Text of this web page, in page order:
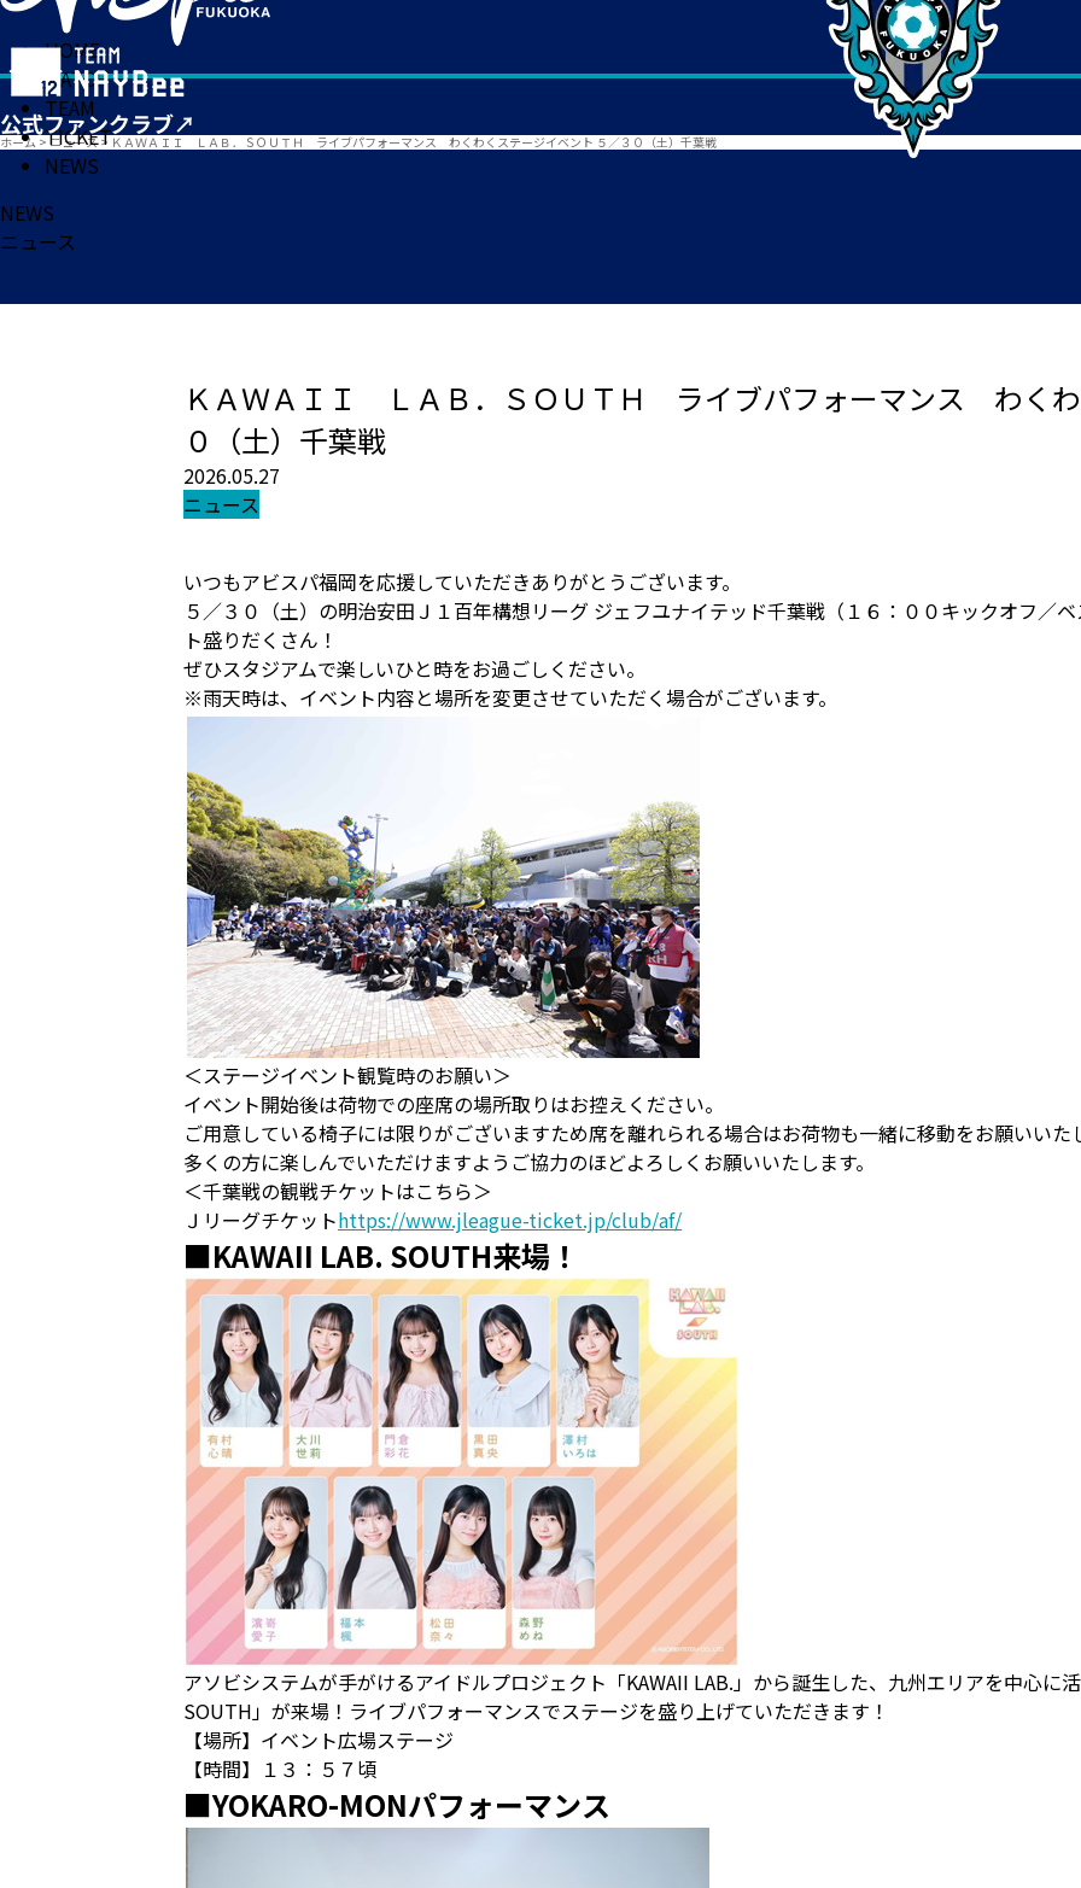
HOME
MATCH
TEAM
TICKET
NEWS
ホーム > ニュース> ＫＡＷＡＩＩ ＬＡＢ．ＳＯＵＴＨ ライブパフォーマンス わくわくステージイベント ５／３０（土）千葉戦
NEWS
ニュース
ＫＡＷＡＩＩ ＬＡＢ．ＳＯＵＴＨ ライブパフォーマンス わくわ
０（土）千葉戦
2026.05.27
ニュース
いつもアビスパ福岡を応援していただきありがとうございます。
５／３０（土）の明治安田Ｊ１百年構想リーグ ジェフユナイテッド千葉戦（１６：００キックオフ／
ト盛りだくさん！
ぜひスタジアムで楽しいひと時をお過ごしください。
※雨天時は、イベント内容と場所を変更させていただく場合がございます。
＜ステージイベント観覧時のお願い＞
イベント開始後は荷物での座席の場所取りはお控えください。
ご用意している椅子には限りがございますため席を離れられる場合はお荷物も一緒に移動をお願いいた
多くの方に楽しんでいただけますようご協力のほどよろしくお願いいたします。
＜千葉戦の観戦チケットはこちら＞
Ｊリーグチケットhttps://www.jleague-ticket.jp/club/af/
■KAWAII LAB. SOUTH来場！
アソビシステムが手がけるアイドルプロジェクト「KAWAII LAB.」から誕生した、九州エリアを中心に
SOUTH」が来場！ライブパフォーマンスでステージを盛り上げていただきます！
【場所】イベント広場ステージ
【時間】１３：５７頃
■YOKARO-MONパフォーマンス